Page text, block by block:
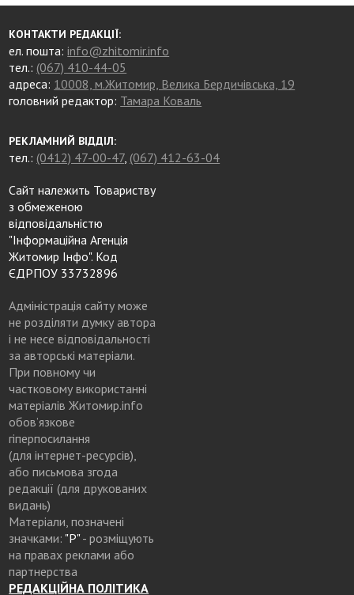
КОНТАКТИ РЕДАКЦІЇ:
ел. пошта:info@zhitomir.info
тел.: (067) 410-44-05
адреса: 10008, м.Житомир, Велика Бердичівська, 19
головний редактор: Тамара Коваль
РЕКЛАМНИЙ ВІДДІЛ:
тел.: (0412) 47-00-47, (067) 412-63-04
Сайт належить Товариству
з обмеженою
відповідальністю
"Інформаційна Агенція
Житомир Інфо". Код
ЄДРПОУ 33732896
Адміністрація сайту може
не розділяти думку автора
і не несе відповідальності
за авторські матеріали.
При повному чи
частковому використанні
матеріалів Житомир.info
обов’язкове
гіперпосилання
(для інтернет-ресурсів),
або письмова згода
редакції (для друкованих
видань)
Матеріали, позначені
значками: "Р"- розміщують
на правах реклами або
партнерства
РЕДАКЦІЙНА ПОЛІТИКА